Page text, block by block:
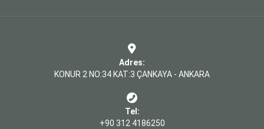
Adres:
KONUR 2 NO:34 KAT:3 ÇANKAYA - ANKARA
Tel:
+90 312 4186250